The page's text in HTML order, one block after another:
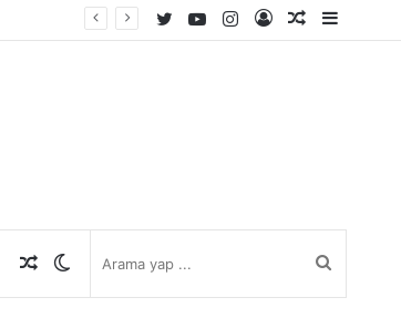
Rastgele
Kayıt
Instagram
YouTube
Twitter
Rastgele